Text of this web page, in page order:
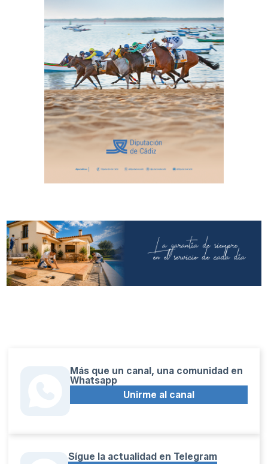
Más que un canal, una comunidad en
Whatsapp
Unirme al canal
Sígue la actualidad en Telegram